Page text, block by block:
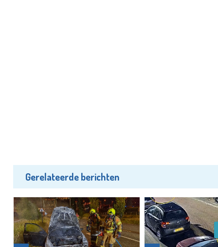
Gerelateerde berichten